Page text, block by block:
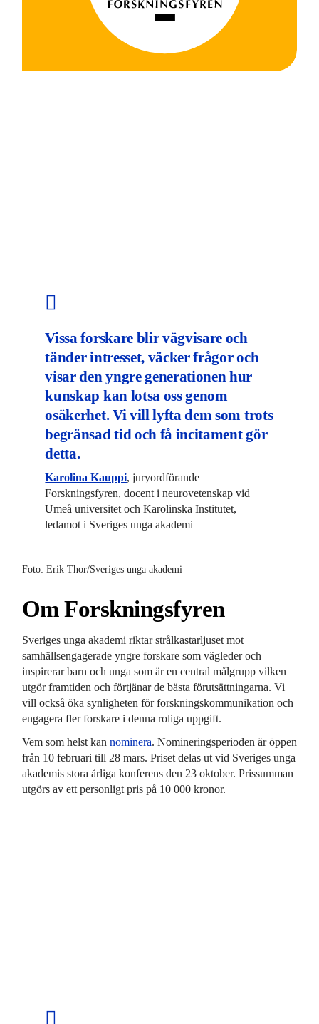
Vissa forskare blir vägvisare och
tänder intresset, väcker frågor och
visar den yngre generationen hur
kunskap kan lotsa oss genom
osäkerhet. Vi vill lyfta dem som trots
begränsad tid och få incitament gör
detta.
Karolina Kauppi, juryordförande
Forskningsfyren, docent i neurovetenskap vid
Umeå universitet och Karolinska Institutet,
ledamot i Sveriges unga akademi
Foto: Erik Thor/Sveriges unga akademi
Om Forskningsfyren
Sveriges unga akademi riktar strålkastarljuset mot
samhällsengagerade yngre forskare som vägleder och
inspirerar barn och unga som är en central målgrupp vilken
utgör framtiden och förtjänar de bästa förutsättningarna. Vi
vill också öka synligheten för forskningskommunikation och
engagera fler forskare i denna roliga uppgift.
Vem som helst kan nominera. Nomineringsperioden är öppen
från 10 februari till 28 mars. Priset delas ut vid Sveriges unga
akademis stora årliga konferens den 23 oktober. Prissumman
utgörs av ett personligt pris på 10 000 kronor.